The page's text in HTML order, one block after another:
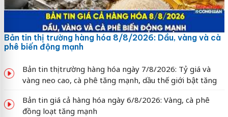
Bản tin thị trường hàng hóa 8/8/2026: Dầu, vàng và cà
phê biến động mạnh
Bản tin thị trường hàng hóa ngày 7/8/2026: Tỷ giá và
vàng neo cao, cà phê tăng mạnh, dầu thế giới bật tăng
Bản tin giá cả hàng hóa ngày 6/8/2026: Vàng, cà phê
đồng loạt tăng mạnh